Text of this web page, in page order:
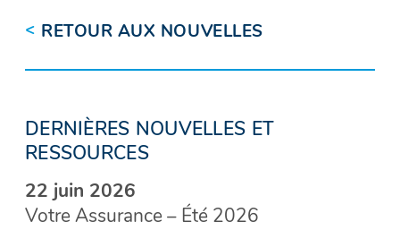
< RETOUR AUX NOUVELLES
DERNIÈRES NOUVELLES ET
RESSOURCES
22 juin 2026
Votre Assurance – Été 2026